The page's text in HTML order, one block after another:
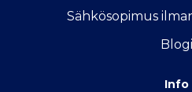
Sähkösopimus
Blogi
Info